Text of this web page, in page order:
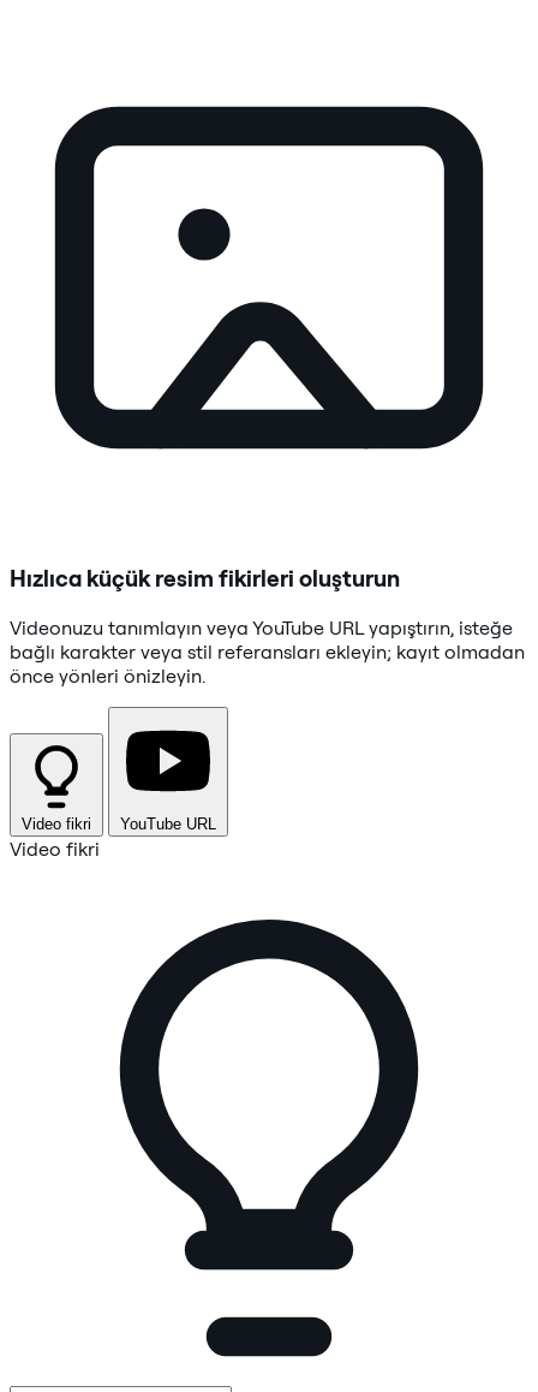
Hızlıca küçük resim fikirleri oluşturun
Videonuzu tanımlayın veya YouTube URL yapıştırın, isteğe
bağlı karakter veya stil referansları ekleyin; kayıt olmadan
önce yönleri önizleyin.
Video fikri YouTube URL
Video fikri